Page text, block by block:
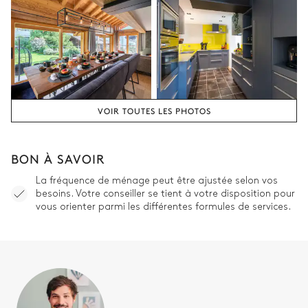
Chambre 3
Vue sur la nature
Lit double inséparable
Table de Bureau
TV
Balcon
Attenante
Douche
WC séparés de la salle de
bain
Vue sur la nature
VOIR TOUTES LES PHOTOS
BON À SAVOIR
La fréquence de ménage peut être ajustée selon vos
besoins. Votre conseiller se tient à votre disposition pour
vous orienter parmi les différentes formules de services.